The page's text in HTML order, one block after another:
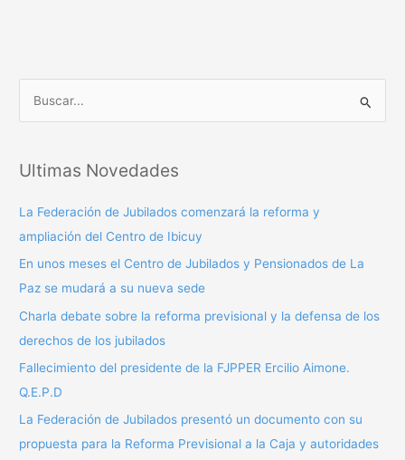
c
:
Ultimas Novedades
La Federación de Jubilados comenzará la reforma y
ampliación del Centro de Ibicuy
En unos meses el Centro de Jubilados y Pensionados de La
Paz se mudará a su nueva sede
Charla debate sobre la reforma previsional y la defensa de los
derechos de los jubilados
Fallecimiento del presidente de la FJPPER Ercilio Aimone.
Q.E.P.D
La Federación de Jubilados presentó un documento con su
propuesta para la Reforma Previsional a la Caja y autoridades